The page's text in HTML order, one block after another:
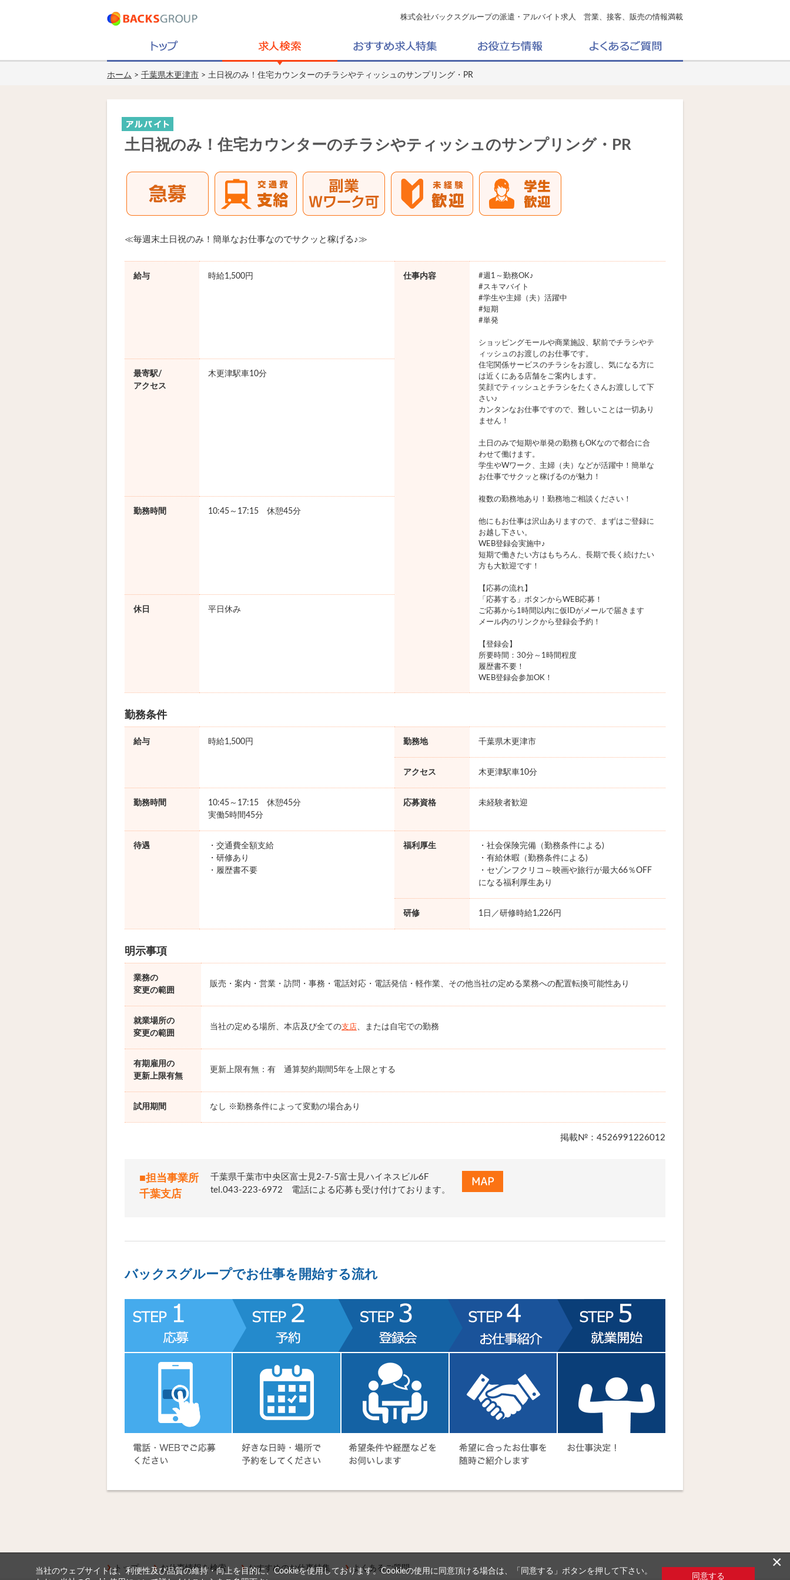
株式会社バックスグループの派遣・アルバイト求人 営業、接客、販売の情報満載
ホーム > 千葉県木更津市 > 土日祝のみ！住宅カウンターのチラシやティッシュのサンプリング・PR
土日祝のみ！住宅カウンターのチラシやティッシュのサンプリング・PR
≪毎週末土日祝のみ！簡単なお仕事なのでサクッと稼げる♪≫
給与 時給1,500円 仕事内容
#週1～勤務OK♪
#スキマバイト
#学生や主婦（夫）活躍中
#短期
#単発
ショッピングモールや商業施設、駅前でチラシやテ
ィッシュのお渡しのお仕事です。
住宅関係サービスのチラシをお渡し、気になる方に
は近くにある店舗をご案内します。
笑顔でティッシュとチラシをたくさんお渡しして下
さい♪
カンタンなお仕事ですので、難しいことは一切あり
ません！
土日のみで短期や単発の勤務もOKなので都合に合
わせて働けます。
学生やWワーク、主婦（夫）などが活躍中！簡単な
お仕事でサクッと稼げるのが魅力！
複数の勤務地あり！勤務地ご相談ください！
他にもお仕事は沢山ありますので、まずはご登録に
お越し下さい。
WEB登録会実施中♪
短期で働きたい方はもちろん、長期で長く続けたい
方も大歓迎です！
【応募の流れ】
「応募する」ボタンからWEB応募！
ご応募から1時間以内に仮IDがメールで届きます
メール内のリンクから登録会予約！
【登録会】
所要時間：30分～1時間程度
履歴書不要！
WEB登録会参加OK！
最寄駅/
アクセス
木更津駅車10分
勤務時間 10:45～17:15 休憩45分
休日 平日休み
勤務条件
給与 時給1,500円 勤務地 千葉県木更津市
アクセス 木更津駅車10分
勤務時間
10:45～17:15 休憩45分
実働5時間45分
応募資格 未経験者歓迎
待遇
・交通費全額支給
・研修あり
・履歴書不要
福利厚生
・社会保険完備（勤務条件による)
・有給休暇（勤務条件による)
・セゾンフクリコ～映画や旅行が最大66％OFF
になる福利厚生あり
研修 1日／研修時給1,226円
明示事項
業務の
変更の範囲
販売・案内・営業・訪問・事務・電話対応・電話発信・軽作業、その他当社の定める業務への配置転換可能性あり
就業場所の
変更の範囲
当社の定める場所、本店及び全ての支店、または自宅での勤務
有期雇用の
更新上限有無
更新上限有無：有 通算契約期間5年を上限とする
試用期間 なし ※勤務条件によって変動の場合あり
掲載№：4526991226012
■担当事業所
千葉支店
千葉県千葉市中央区富士見2-7-5富士見ハイネスビル6F
tel.043-223-6972 電話による応募も受け付けております。
バックスグループでお仕事を開始する流れ
トップ お仕事情報を検索 おすすめのお仕事特集 よくあるご質問 ×
当社のウェブサイトは、利便性及び品質の維持・向上を目的に、Cookieを使用しております。Cookieの使用に同意頂ける場合は、「同意する」ボタンを押して下さい。
同意する